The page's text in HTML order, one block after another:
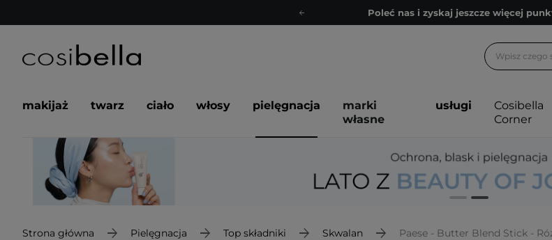
Zapisz się na newsletter pełen
Bezpłatne konsultacje
Z nami to możliwe! Realizacja zamówienia
Zapisz się na newsletter pełen porad
makijaż twarz ciało włosy pielęgnacja
marki
własne
usługi
Cosibella
Corner
Strona główna Pielęgnacja Top składniki Skwalan Paese - Butter Blend Stick -